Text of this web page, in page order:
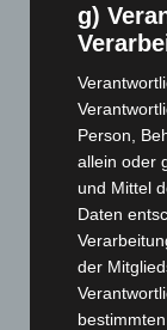
April 2021(163)
März 2021(228)
Februar 2021
Januar 2021
Dezember 2020
November 2020
Oktober 2020
September
Juli 2020 (1)
g)
Person,
allein oder
und Mittel
Daten
der